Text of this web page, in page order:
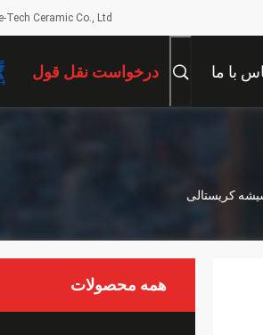
Ceramic Co., Ltd.
با ما درخواست نقل قول
کریستالی
همه محصولات